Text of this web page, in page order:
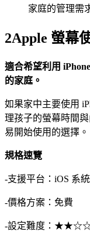
家庭的管理需
2Apple 螢幕
適合希望利用
的家庭。
如果家中主要使用
理孩子的螢幕時間與
易開始使用的選擇。
規格速覽
-支援平台：iOS 系統
-價格方案：免費
-設定難度：